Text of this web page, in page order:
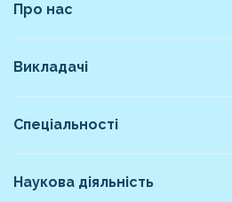
Про нас
Викладачі
Спеціальності
Наукова діяльність